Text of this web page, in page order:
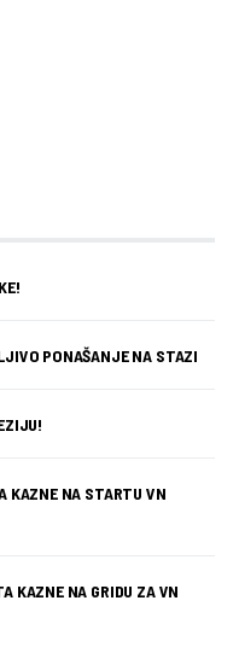
PONAŠANJE NA STAZI
KAZNE NA STARTU VN
KAZNE NA GRIDU ZA VN